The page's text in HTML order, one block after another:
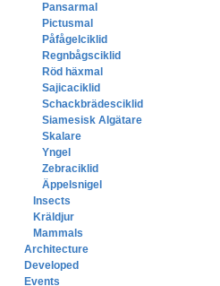
Pansarmal
Pictusmal
Påfågelciklid
Regnbågsciklid
Röd häxmal
Sajicaciklid
Schackbrädesciklid
Siamesisk Algätare
Skalare
Yngel
Zebraciklid
Äppelsnigel
Insects
Kräldjur
Mammals
Architecture
Developed
Events